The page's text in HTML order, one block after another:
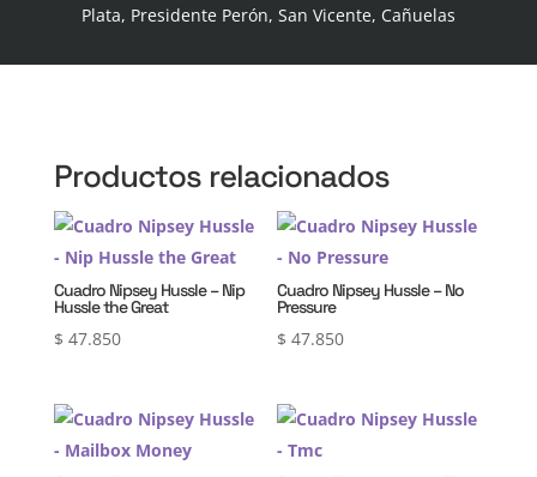
Plata, Presidente Perón, San Vicente, Cañuelas
Productos relacionados
Cuadro Nipsey Hussle – Nip
Hussle the Great
$ 47.850
Cuadro Nipsey Hussle – No
Pressure
$ 47.850